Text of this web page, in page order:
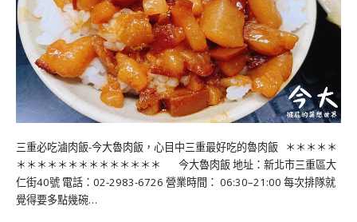
三重必吃滷肉飯-今大魯肉飯，心目中三重最好吃的魯肉飯 ＊＊＊＊＊
＊＊＊＊＊＊＊＊＊＊＊＊＊＊ 今大魯肉飯 地址：新北市三重區大
仁街40號 電話：02-2983-6726 營業時間： 06:30–21:00 每次排隊就
覺得要多點幾碗…